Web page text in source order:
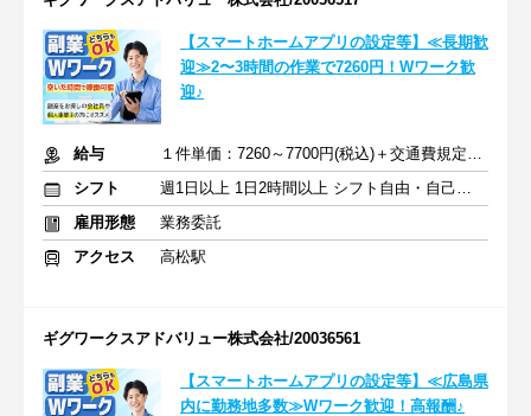
【スマートホームアプリの設定等】≪長期歓
迎≫2〜3時間の作業で7260円！Wワーク歓
迎♪
給与
１件単価：7260～7700円(税込)＋交通費規定内支給
シフト
週1日以上 1日2時間以上 シフト自由・自己申告
雇用形態
業務委託
アクセス
高松駅
ギグワークスアドバリュー株式会社/20036561
【スマートホームアプリの設定等】≪広島県
内に勤務地多数≫Wワーク歓迎！高報酬♪